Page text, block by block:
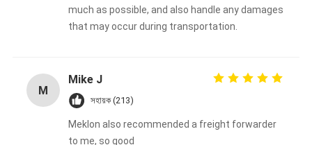
much as possible, and also handle any damages
that may occur during transportation.
M
Mike J
সহায়ক (213)
Meklon also recommended a freight forwarder
to me, so good